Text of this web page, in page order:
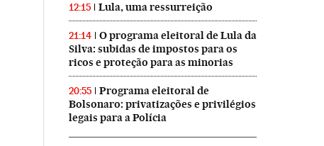
12:15 Lula, uma ressurreição
21:14
O programa eleitoral de Lula da
Silva: subidas de impostos para os
ricos e proteção para as minorias
20:55
Programa eleitoral de
Bolsonaro: privatizações e privilégios
legais para a Polícia